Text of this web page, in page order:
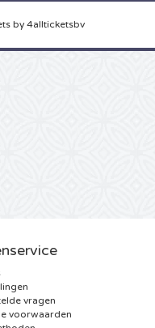
by 4allticketsbv
vragen
voorwaarden